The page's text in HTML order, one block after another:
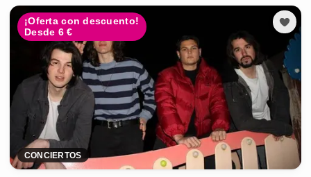
¡Oferta con descuento!
Desde 6 €
CONCIERTOS